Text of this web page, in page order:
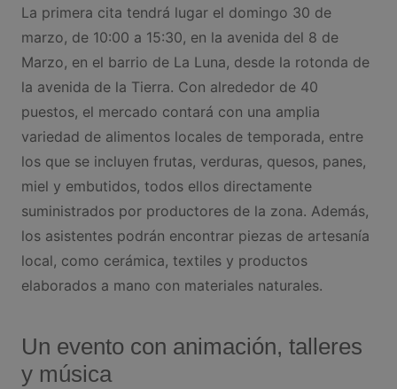
La primera cita tendrá lugar el domingo 30 de
marzo, de 10:00 a 15:30, en la avenida del 8 de
Marzo, en el barrio de La Luna, desde la rotonda de
la avenida de la Tierra. Con alrededor de 40
puestos, el mercado contará con una amplia
variedad de alimentos locales de temporada, entre
los que se incluyen frutas, verduras, quesos, panes,
miel y embutidos, todos ellos directamente
suministrados por productores de la zona. Además,
los asistentes podrán encontrar piezas de artesanía
local, como cerámica, textiles y productos
elaborados a mano con materiales naturales.
Un evento con animación, talleres
y música